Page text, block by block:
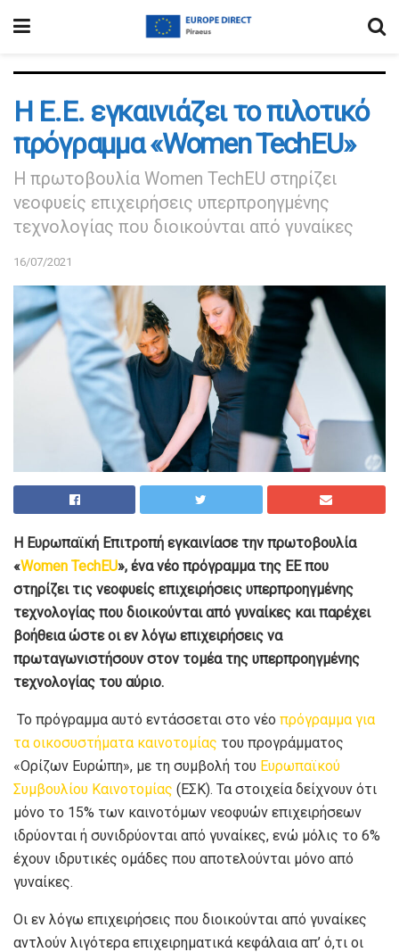
Η Ε.Ε. εγκαινιάζει το πιλοτικό
πρόγραμμα «Women TechEU»
Η πρωτοβουλία Women TechEU στηρίζει
νεοφυείς επιχειρήσεις υπερπροηγμένης
τεχνολογίας που διοικούνται από γυναίκες
16/07/2021
Η Ευρωπαϊκή Επιτροπή εγκαινίασε την πρωτοβουλία
«Women TechEU», ένα νέο πρόγραμμα της ΕΕ που
στηρίζει τις νεοφυείς επιχειρήσεις υπερπροηγμένης
τεχνολογίας που διοικούνται από γυναίκες και παρέχει
βοήθεια ώστε οι εν λόγω επιχειρήσεις να
πρωταγωνιστήσουν στον τομέα της υπερπροηγμένης
τεχνολογίας του αύριο.
Το πρόγραμμα αυτό εντάσσεται στο νέο πρόγραμμα για
τα οικοσυστήματα καινοτομίας του προγράμματος
«Ορίζων Ευρώπη», με τη συμβολή του Ευρωπαϊκού
Συμβουλίου Καινοτομίας (ΕΣΚ). Τα στοιχεία δείχνουν ότι
μόνο το 15% των καινοτόμων νεοφυών επιχειρήσεων
ιδρύονται ή συνιδρύονται από γυναίκες, ενώ μόλις το 6%
έχουν ιδρυτικές ομάδες που αποτελούνται μόνο από
γυναίκες.
Οι εν λόγω επιχειρήσεις που διοικούνται από γυναίκες
αντλούν λιγότερα επιχειρηματικά κεφάλαια απ’ ό,τι οι